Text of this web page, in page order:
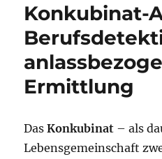
Konkubinat-
Ermittlung
DasKonkubinat – als
Lebensgemeinschaft